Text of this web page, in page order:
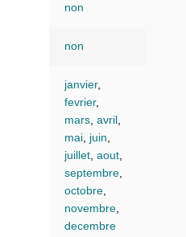
non
non
janvier,
fevrier,
mars avril
mai juin
juillet aout
septembre
octobre
novembre
decembre